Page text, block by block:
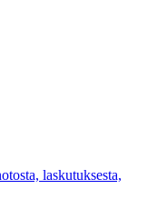
laskutuksesta,